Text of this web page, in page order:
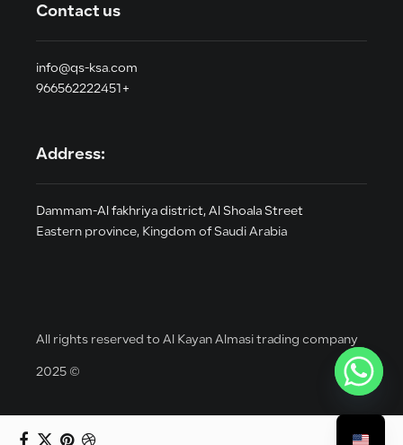
Contact us
info@qs-ksa.com
966562222451+
Address:
Dammam-Al fakhriya district, Al Shoala Street
Eastern province, Kingdom of Saudi Arabia
All rights reserved to Al Kayan Almasi trading company
2025 ©